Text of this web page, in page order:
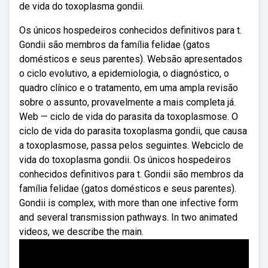
de vida do toxoplasma gondii.
Os únicos hospedeiros conhecidos definitivos para t.
Gondii são membros da família felidae (gatos
domésticos e seus parentes). Websão apresentados
o ciclo evolutivo, a epidemiologia, o diagnóstico, o
quadro clínico e o tratamento, em uma ampla revisão
sobre o assunto, provavelmente a mais completa já.
Web — ciclo de vida do parasita da toxoplasmose. O
ciclo de vida do parasita toxoplasma gondii, que causa
a toxoplasmose, passa pelos seguintes. Webciclo de
vida do toxoplasma gondii. Os únicos hospedeiros
conhecidos definitivos para t. Gondii são membros da
família felidae (gatos domésticos e seus parentes).
Gondii is complex, with more than one infective form
and several transmission pathways. In two animated
videos, we describe the main.